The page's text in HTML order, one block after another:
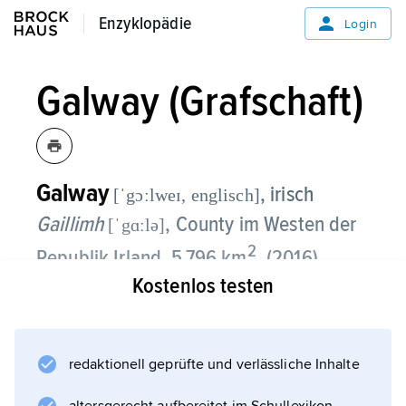
Enzyklopädie
Enzyklopädie Login
Galway (Grafschaft)
Galway [ˈgɔːlweɪ, englisch], irisch
Gaillimh [ˈgɑːlə], County im Westen der
Republik Irland, 5 796 km2 , (2016)
179 000 Einwohner;
. Im eiszeitlich überformten Bergland von
Connemara im Westen, das mit den
Kostenlos testen
redaktionell geprüfte und verlässliche Inhalte